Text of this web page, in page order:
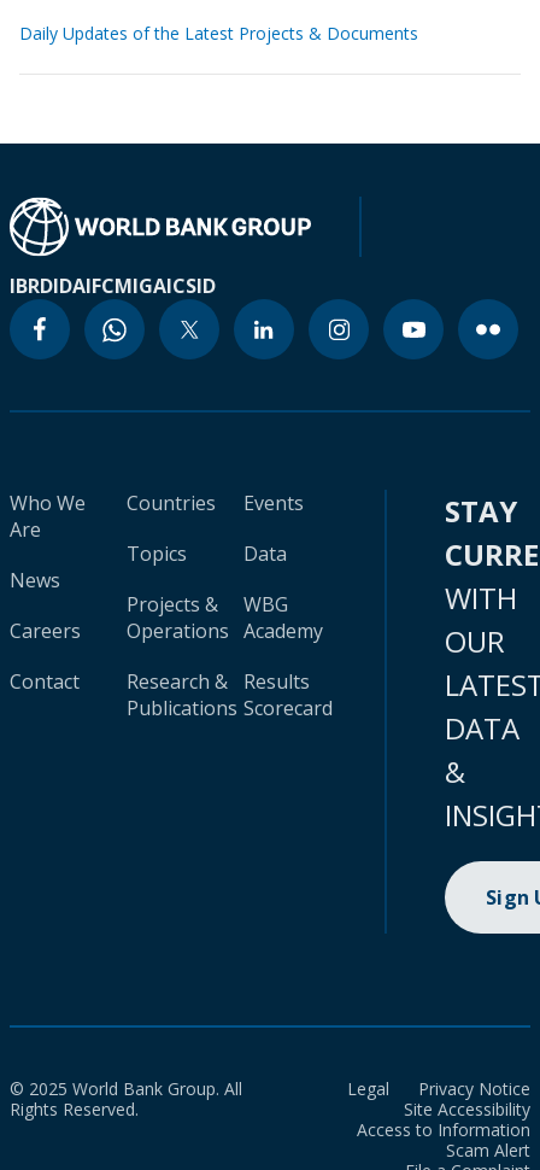
Daily Updates of the Latest Projects & Documents
IBRDIDAIFCMIGAICSID
Who We
Are
News
Careers
Contact
Countries
Topics
Projects &
Operations
Research &
Publications
Events
Data
WBG
Academy
Results
Scorecard
STAY
WITH
OUR
DATA
&
Sign
© 2025 World Bank Group. All
Rights Reserved.
Legal
Privacy Notice
Site Accessibility
Access to Information
Scam Alert